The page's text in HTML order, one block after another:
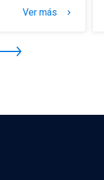
Ver más
keyboard_arrow_right